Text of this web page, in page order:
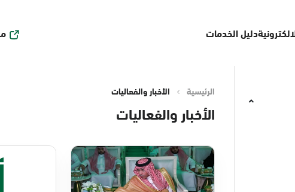
دليل الخدمات
الرئيسية الأخبار والفعاليات
الأخبار والفعاليات